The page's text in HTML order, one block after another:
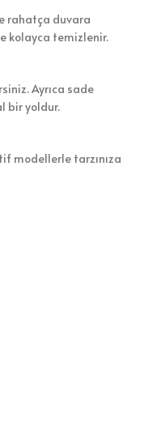
rahatça duvara
kolayca temizlenir.
Ayrıca sade
bir yoldur.
modellerle tarzınıza